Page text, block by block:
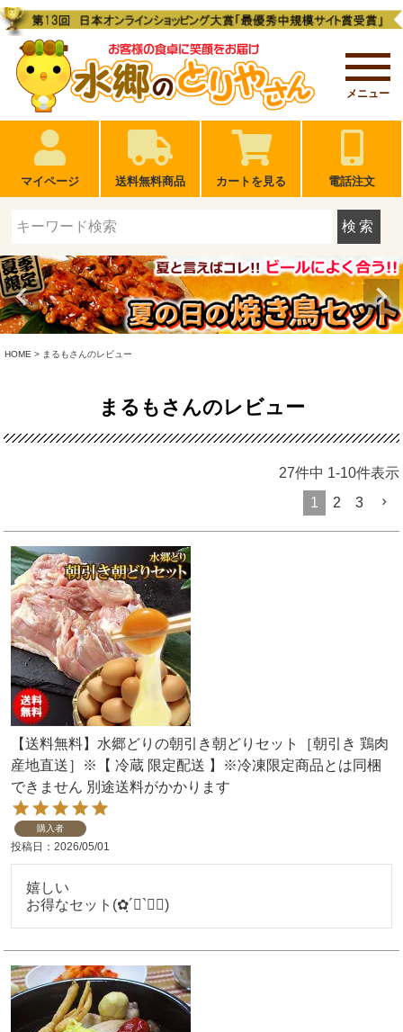
メニュー
マイページ 送料無料商品 カートを見る 電話注文
検索
HOME まるもさんのレビュー
まるもさんのレビュー
27件中 1-10件表示
1
2 3
【送料無料】水郷どりの朝引き朝どりセット［朝引き 鶏肉
産地直送］※【 冷蔵 限定配送 】※冷凍限定商品とは同梱
できません 別途送料がかかります
購入者
投稿日 2026/05/01
嬉しい